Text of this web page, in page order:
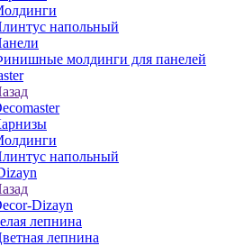
напольный
молдинги для панелей
напольный
Dizayn
лепнина
лепнина